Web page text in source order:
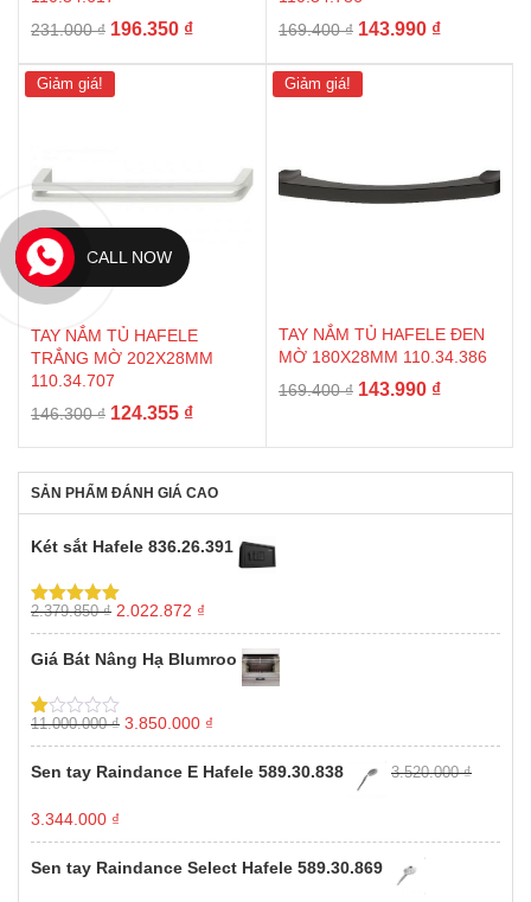
231.000₫ Giá
là:
231.000 ₫.
196.350 ₫Giá
169.400₫ Giá
là:
169.400 ₫.
143.990 ₫Giá
Giảm giá!
TAY NẮM TỦ HAFELE
TRẮNG MỜ 202X28MM
110.34.707
146.300₫ Giá
146.300 ₫.
124.355 ₫Giá
là:
124.355 ₫.
Giảm giá!
TAY NẮM TỦ HAFELE ĐEN
MỜ 180X28MM 110.34.386
169.400₫ Giá
143.990 ₫Giá
SẢN PHẨM ĐÁNH GIÁ CAO
Két sắt Hafele 836.26.391
Được xếp
hạng5.005
sao
2.379.850₫ Giá
gốc
2.379.850 ₫.
2.022.872 ₫
hiện
Giá Bát Nâng Hạ Blumroo
Được
xếp
1.00
sao
11.000.000₫ Giá
gốc
là:
3.850.000 ₫
hiện
tại
Sen tay Raindance E Hafele 589.30.838 3.520.000₫
Giá
gốc
là:
3.520.000 ₫.
3.344.000 ₫
hiện
tại
Sen tay Raindance Select Hafele 589.30.869
CALL NOW